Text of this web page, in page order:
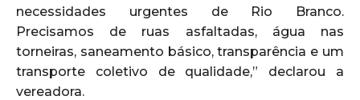
necessidades urgentes de Rio Branco.
Precisamos de ruas asfaltadas, água nas
torneiras, saneamento básico, transparência e um
transporte coletivo de qualidade,” declarou a
vereadora.